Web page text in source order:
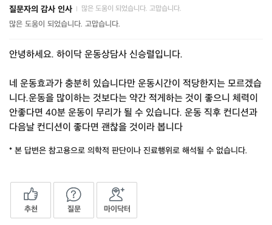
질문자의 감사 인사 많은 도움이 되었습니다. 고맙습니다.
많은 도움이 되었습니다. 고맙습니다.
안녕하세요. 하이닥 운동상담사 신승렬입니다.
네 운동효과가 충분히 있습니다만 운동시간이 적당한지는 모르겠습
니다.운동을 많이하는 것보다는 약간 적게하는 것이 좋으니 체력이
안좋다면 40분 운동이 무리가 될 수 있습니다. 운동 직후 컨디션과
다음날 컨디션이 좋다면 괜찮을 것이라 봅니다
* 본 답변은 참고용으로 의학적 판단이나 진료행위로 해석될 수 없습니다.
추천 질문 마이닥터